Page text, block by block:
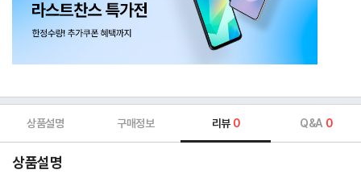
상품설명 구매정보 리뷰 0 Q&A 0
상품설명